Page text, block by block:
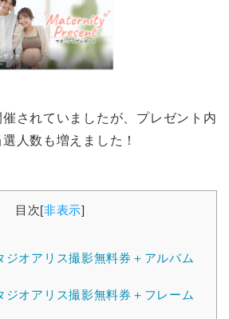
されていましたが、プレゼント内
人数も増えました！
目次[非表示]
オアリス撮影無料券＋アルバム
オアリス撮影無料券＋フレーム